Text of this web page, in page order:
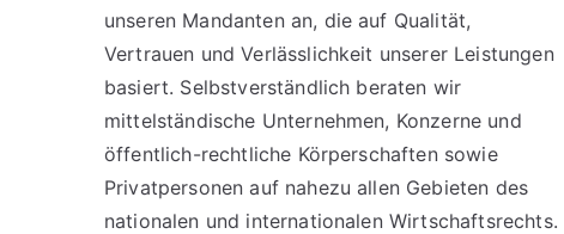
unseren Mandanten an, die auf Qualität,
Vertrauen und Verlässlichkeit unserer Leistungen
basiert. Selbstverständlich beraten wir
mittelständische Unternehmen, Konzerne und
öffentlich-rechtliche Körperschaften sowie
Privatpersonen auf nahezu allen Gebieten des
nationalen und internationalen Wirtschaftsrechts.